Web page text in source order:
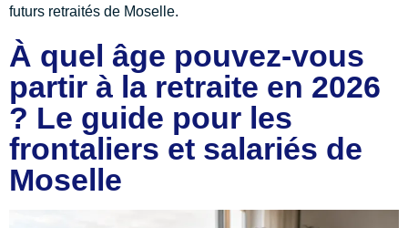
futurs retraités de Moselle.
À quel âge pouvez-vous
partir à la retraite en 2026
? Le guide pour les
frontaliers et salariés de
Moselle